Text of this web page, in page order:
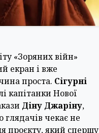
«Зоряних війн»
екран і вже
проста. Сігурні
капітанки Нової
Діну Джаріну,
чекає не
проєкту, який спершу